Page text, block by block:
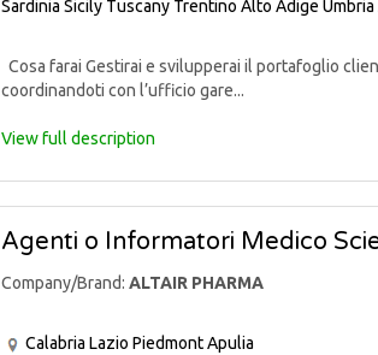
Sardinia Sicily Tuscany Trentino Alto Adige Umbria
Cosa farai Gestirai e svilupperai il portafoglio
coordinandoti con l’ufficio gare...
View full description
Agenti o Informatori Medico
Company/Brand: ALTAIR PHARMA
Calabria Lazio PiedmontApulia